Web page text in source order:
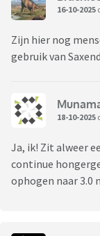
16-10-2025
Zijn hier nog
gebruik van
18-10-2025
Ja, ik! Zit alweer
continue
ophogen naar